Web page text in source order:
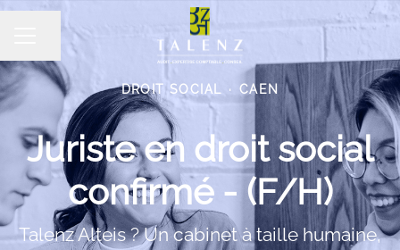
DROIT SOCIAL · CAEN
Juriste en droit social
confirmé - (F/H)
Talenz Alteis ? Un cabinet à taille humaine,